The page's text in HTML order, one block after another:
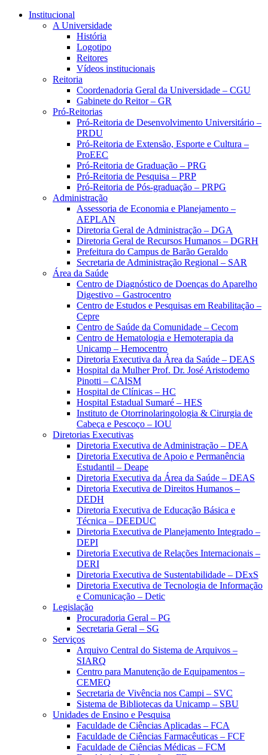
Conteúdo principal
Institucional
A Universidade
História
Logotipo
Reitores
Vídeos institucionais
Reitoria
Coordenadoria Geral da Universidade – CGU
Gabinete do Reitor – GR
Pró-Reitorias
Pró-Reitoria de Desenvolvimento Universitário –
PRDU
Pró-Reitoria de Extensão, Esporte e Cultura –
ProEEC
Pró-Reitoria de Graduação – PRG
Pró-Reitoria de Pesquisa – PRP
Pró-Reitoria de Pós-graduação – PRPG
Administração
Assessoria de Economia e Planejamento –
AEPLAN
Diretoria Geral de Administração – DGA
Diretoria Geral de Recursos Humanos – DGRH
Prefeitura do Campus de Barão Geraldo
Secretaria de Administração Regional – SAR
Área da Saúde
Centro de Diagnóstico de Doenças do Aparelho
Digestivo – Gastrocentro
Centro de Estudos e Pesquisas em Reabilitação –
Cepre
Centro de Saúde da Comunidade – Cecom
Centro de Hematologia e Hemoterapia da
Unicamp – Hemocentro
Diretoria Executiva da Área da Saúde – DEAS
Hospital da Mulher Prof. Dr. José Aristodemo
Pinotti – CAISM
Hospital de Clínicas – HC
Hospital Estadual Sumaré – HES
Instituto de Otorrinolaringologia & Cirurgia de
Cabeça e Pescoço – IOU
Diretorias Executivas
Diretoria Executiva de Administração – DEA
Diretoria Executiva de Apoio e Permanência
Estudantil – Deape
Diretoria Executiva da Área da Saúde – DEAS
Diretoria Executiva de Direitos Humanos –
DEDH
Diretoria Executiva de Educação Básica e
Técnica – DEEDUC
Diretoria Executiva de Planejamento Integrado –
DEPI
Diretoria Executiva de Relações Internacionais –
DERI
Diretoria Executiva de Sustentabilidade – DExS
Diretoria Executiva de Tecnologia de Informação
e Comunicação – Detic
Legislação
Procuradoria Geral – PG
Secretaria Geral – SG
Serviços
Arquivo Central do Sistema de Arquivos –
SIARQ
Centro para Manutenção de Equipamentos –
CEMEQ
Secretaria de Vivência nos Campi – SVC
Sistema de Bibliotecas da Unicamp – SBU
Unidades de Ensino e Pesquisa
Faculdade de Ciências Aplicadas – FCA
Faculdade de Ciências Farmacêuticas – FCF
Faculdade de Ciências Médicas – FCM